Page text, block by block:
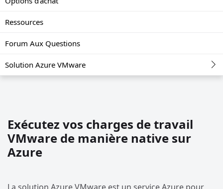
Ressources
Forum Aux Questions
Solution Azure VMware
Exécutez vos charges de travail
VMware de manière native sur
Azure